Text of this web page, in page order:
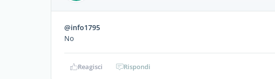
@info1795
No
Reagisci Rispondi